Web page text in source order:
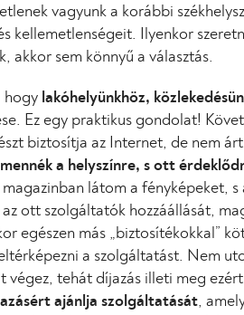
vagyunk a korábbi
kellemetlenségeit. Ilyenkor
akkor sem könnyű a választás.
hogy lakóhelyünkhöz,
Ez egy praktikus gondolat!
biztosítja az Internet, de nem
a helyszínre, s ott
látom a fényképeket,
ott szolgáltatók hozzáállását,
egészen más „biztosítékokkal”
a szolgáltatást. Nem
végez, tehát díjazás illeti meg
ajánlja szolgáltatását,